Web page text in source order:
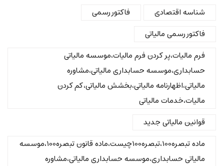
شناسه اقتصادی
فاکتور رسمی
فاکتور رسمی مالیاتی
فرم مالیات،پر کردن فرم مالیات،موسسه مالیاتی
حسابداری،موسسه حسابداری مالیاتی،مشاوره
مالیاتی،اظهارنامه مالیاتی،بخشش مالیاتی،کم کردن
مالیات،خدمات مالیاتی
قوانین مالیاتی جدید
ماده تبصره100،تبصره100چیست،ماده قانون تبصره100،موسسه
مالیاتی حسابداری،موسسه حسابداری مالیاتی،مشاوره